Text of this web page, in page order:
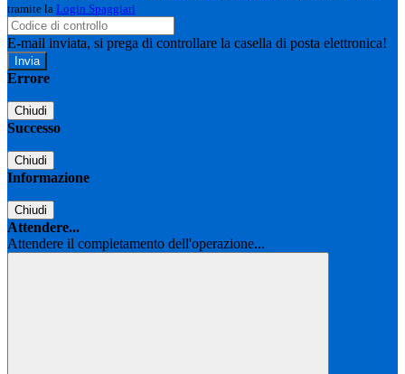
tramite la Login Spaggiari
E-mail inviata, si prega di controllare la casella di posta elettronica!
Errore
Chiudi
Successo
Chiudi
Informazione
Chiudi
Attendere...
Attendere il completamento dell'operazione...